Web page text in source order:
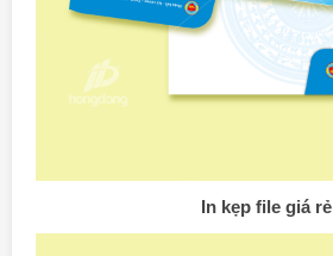
In kẹp file giá rẻ